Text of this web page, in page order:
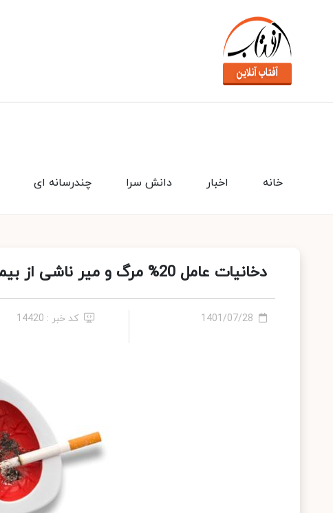
چندرسانه ای دانش سرا اخبار خانه
دخانیات عامل 20% مرگ و میر ناشی از بیماری های قلبی است
1401/07/28 کد خبر : 14420